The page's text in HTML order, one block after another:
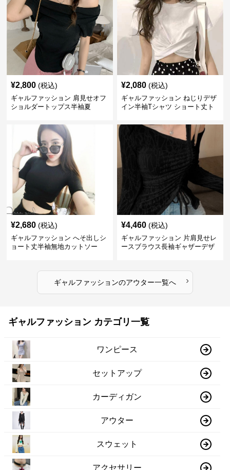
¥2,800 (税込)
ギャルファッション 肩見せオフ
ショルダートップス半袖夏
¥2,080 (税込)
ギャルファッション ねじりデザ
イン半袖Tシャツ ショート丈ト
¥2,680 (税込)
ギャルファッション へそ出しシ
ョート丈半袖無地カットソー
¥4,460 (税込)
ギャルファッション 片肩見せレ
ースブラウス長袖ギャザーデザ
ギャルファッションのアウター一覧へ ›
ギャルファッション カテゴリ一覧
ワンピース
セットアップ
カーディガン
アウター
スウェット
アクセサリー